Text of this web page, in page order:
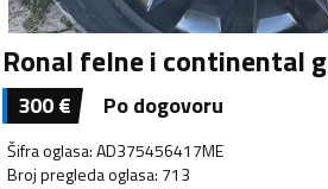
Ronal felne i continental
300€ Po dogovoru
Šifra oglasa:AD375456417ME
Broj pregleda oglasa: 713